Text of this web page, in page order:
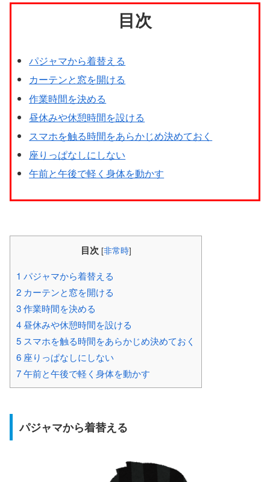
目次
パジャマから着替える
カーテンと窓を開ける
作業時間を決める
昼休みや休憩時間を設ける
スマホを触る時間をあらかじめ決めておく
座りっぱなしにしない
午前と午後で軽く身体を動かす
目次 [非常時]
1 パジャマから着替える
2 カーテンと窓を開ける
3作業時間を決める
4 昼休みや休憩時間を設ける
5 スマホを触る時間をあらかじめ決めておく
6 座りっぱなしにしない
7午前と午後で軽く身体を動かす
パジャマから着替える